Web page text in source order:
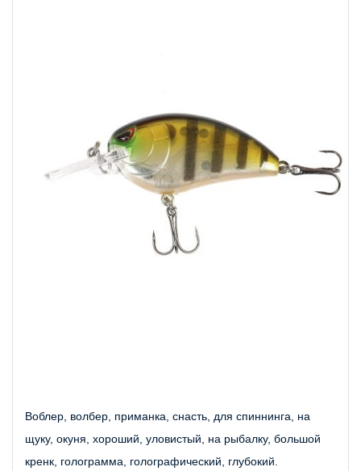
Воблер, волбер, приманка, снасть, для спиннинга, на
щуку, окуня, хороший, уловистый, на рыбалку, большой
кренк, голограмма, голографический, глубокий.